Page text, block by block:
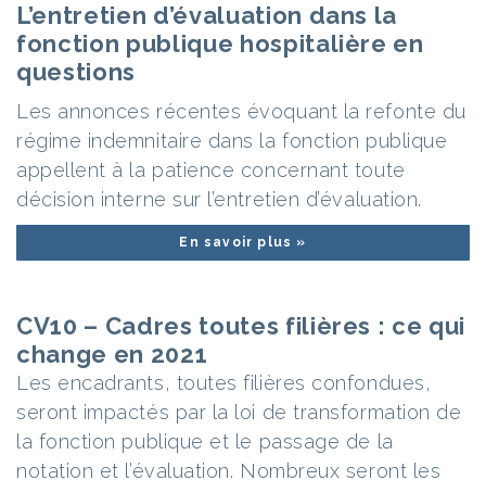
L’entretien d’évaluation dans la
fonction publique hospitalière en
questions
Les annonces récentes évoquant la refonte du
régime indemnitaire dans la fonction publique
appellent à la patience concernant toute
décision interne sur l’entretien d’évaluation.
En savoir plus »
CV10 – Cadres toutes filières : ce qui
change en 2021
Les encadrants, toutes filières confondues,
seront impactés par la loi de transformation de
la fonction publique et le passage de la
notation et l’évaluation. Nombreux seront les